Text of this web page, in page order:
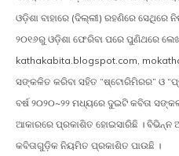
ଓଡ଼ିଶା ବାହାରେ (ଦିଲ୍ଲୀ) ରହଣିରେ ସେଥିରେ
୨୦୧୬ରୁ ଓଡ଼ିଶା ଫେରିବା ପରେ ପୁଣିଥରେ
kathakabita.blogspot.com,
ସଙ୍କଳିତ କରିବା ସହିତ “ଷ୍ଟୋରିମିରର” ଓ
ବର୍ଷ ୨୦୨୦~୨୨ ମଧ୍ୟରେ ଦୁଇଟି କବିତା
ଆକାରରେ ପ୍ରକାଶିତ ହୋଇସାରିଛି । ବିଭିନ୍ନ
କବିତାଗୁଡ଼ିକ ନିୟମିତ ପ୍ରକାଶିତ ପାଉଛି ।